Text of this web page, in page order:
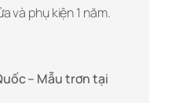
và phụ kiện 1 năm.
– Mẫu trơn tại